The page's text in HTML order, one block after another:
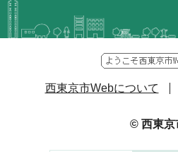
西東京市Webについて
© 西東京